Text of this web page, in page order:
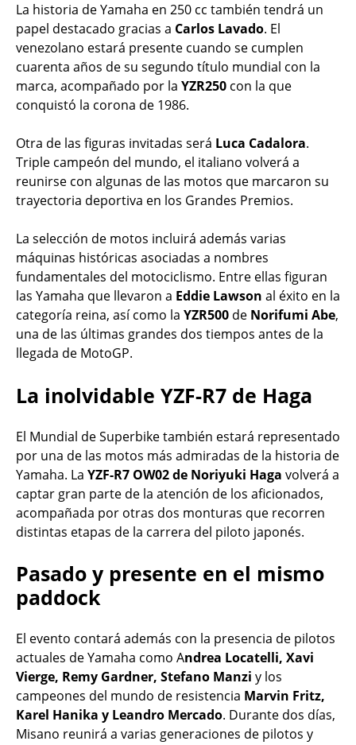
La historia de Yamaha en 250 cc también tendrá un
papel destacado gracias a Carlos Lavado. El
venezolano estará presente cuando se cumplen
cuarenta años de su segundo título mundial con la
marca, acompañado por la YZR250 con la que
conquistó la corona de 1986.
Otra de las figuras invitadas será Luca Cadalora.
Triple campeón del mundo, el italiano volverá a
reunirse con algunas de las motos que marcaron su
trayectoria deportiva en los Grandes Premios.
La selección de motos incluirá además varias
máquinas históricas asociadas a nombres
fundamentales del motociclismo. Entre ellas figuran
las Yamaha que llevaron a Eddie Lawson al éxito en la
categoría reina, así como la YZR500 de Norifumi Abe,
una de las últimas grandes dos tiempos antes de la
llegada de MotoGP.
La inolvidable YZF-R7 de Haga
El Mundial de Superbike también estará representado
por una de las motos más admiradas de la historia de
Yamaha. La YZF-R7 OW02 de Noriyuki Haga volverá a
captar gran parte de la atención de los aficionados,
acompañada por otras dos monturas que recorren
distintas etapas de la carrera del piloto japonés.
Pasado y presente en el mismo
paddock
El evento contará además con la presencia de pilotos
actuales de Yamaha como Andrea Locatelli, Xavi
Vierge, Remy Gardner, Stefano Manzi y los
campeones del mundo de resistencia Marvin Fritz,
Karel Hanika y Leandro Mercado. Durante dos días,
Misano reunirá a varias generaciones de pilotos y